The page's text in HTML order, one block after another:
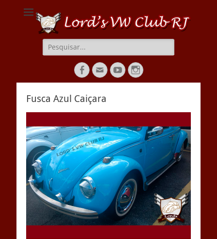
Lords VW Club RJ
Pesquisar
por:
Facebook
EmailYouTubeInstagram
Fusca Azul Caiçara